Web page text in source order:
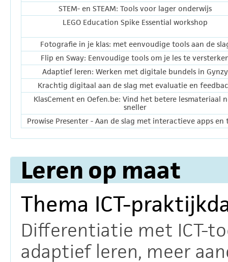
STEM- en STEAM: Tools voor lager onderwijs
LEGO Education Spike Essential workshop
Fotografie in je klas: met eenvoudige tools aan de
Flip en Sway: Eenvoudige tools om je les te
Adaptief leren: Werken met digitale bundels in Gynzy
Krachtig digitaal aan de slag met evaluatie en
KlasCement en Oefen.be: Vind het betere lesmateriaal
sneller
Prowise Presenter - Aan de slag met interactieve apps en
Leren op maat
Thema ICT-
Differentiatie met ICT-
adaptief leren, meer